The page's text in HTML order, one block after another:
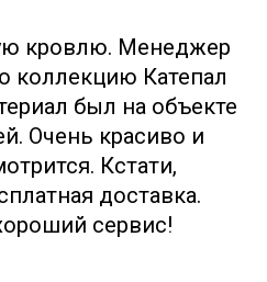
кровлю. Менеджер
коллекцию Катепал
был на объекте
Очень красиво и
Кстати,
доставка.
сервис!